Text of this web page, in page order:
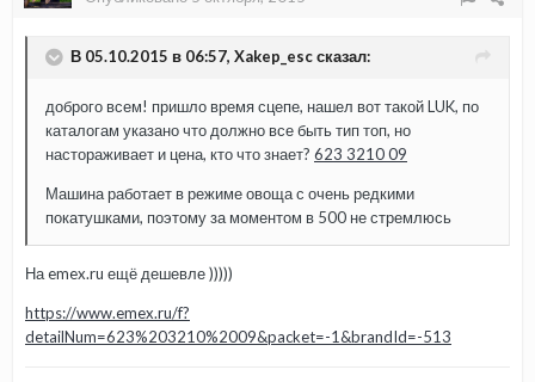
В 05.10.2015 в 06:57, Xakep_esc сказал:
доброго всем! пришло время сцепе, нашел вот такой LUK, по
каталогам указано что должно все быть тип топ, но
настораживает и цена, кто что знает? 623 3210 09
Машина работает в режиме овоща с очень редкими
покатушками, поэтому за моментом в 500 не стремлюсь
На emex.ru ещё дешевле )))))
https://www.emex.ru/f?
detailNum=623%203210%2009&packet=-1&brandId=-513